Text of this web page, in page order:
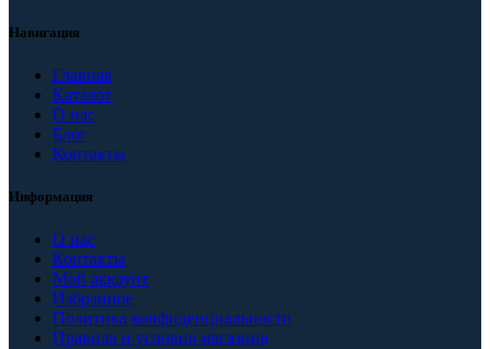
Навигация
Главная
Каталог
О нас
Блог
Контакты
Информация
О нас
Контакты
Мой аккаунт
Избранное
Политика конфиденциальности
Правила и условия магазина